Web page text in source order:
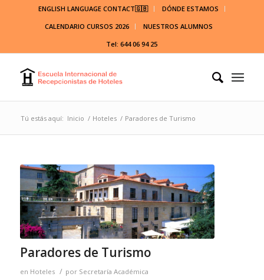
ENGLISH LANGUAGE CONTACT🇬🇧
DÓNDE ESTAMOS
CALENDARIO CURSOS 2026
NUESTROS ALUMNOS
Tel: 644 06 94 25
Tú estás aquí: Inicio / Hoteles / Paradores de Turismo
Paradores de Turismo
en Hoteles / por Secretaría Académica